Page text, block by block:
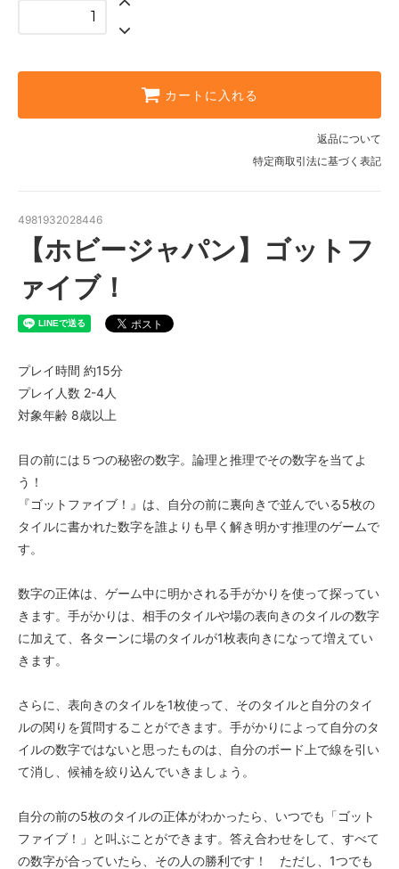
カートに入れる
返品について
特定商取引法に基づく表記
4981932028446
【ホビージャパン】ゴットフ
ァイブ！
プレイ時間 約15分
プレイ人数 2-4人
対象年齢 8歳以上
目の前には５つの秘密の数字。論理と推理でその数字を当てよ
う！
『ゴットファイブ！』は、自分の前に裏向きで並んでいる5枚の
タイルに書かれた数字を誰よりも早く解き明かす推理のゲームで
す。
数字の正体は、ゲーム中に明かされる手がかりを使って探ってい
きます。手がかりは、相手のタイルや場の表向きのタイルの数字
に加えて、各ターンに場のタイルが1枚表向きになって増えてい
きます。
さらに、表向きのタイルを1枚使って、そのタイルと自分のタイ
ルの関りを質問することができます。手がかりによって自分のタ
イルの数字ではないと思ったものは、自分のボード上で線を引い
て消し、候補を絞り込んでいきましょう。
自分の前の5枚のタイルの正体がわかったら、いつでも「ゴット
ファイブ！」と叫ぶことができます。答え合わせをして、すべて
の数字が合っていたら、その人の勝利です！ ただし、1つでも